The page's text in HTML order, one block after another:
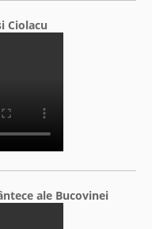
Ciolacu
ale Bucovinei